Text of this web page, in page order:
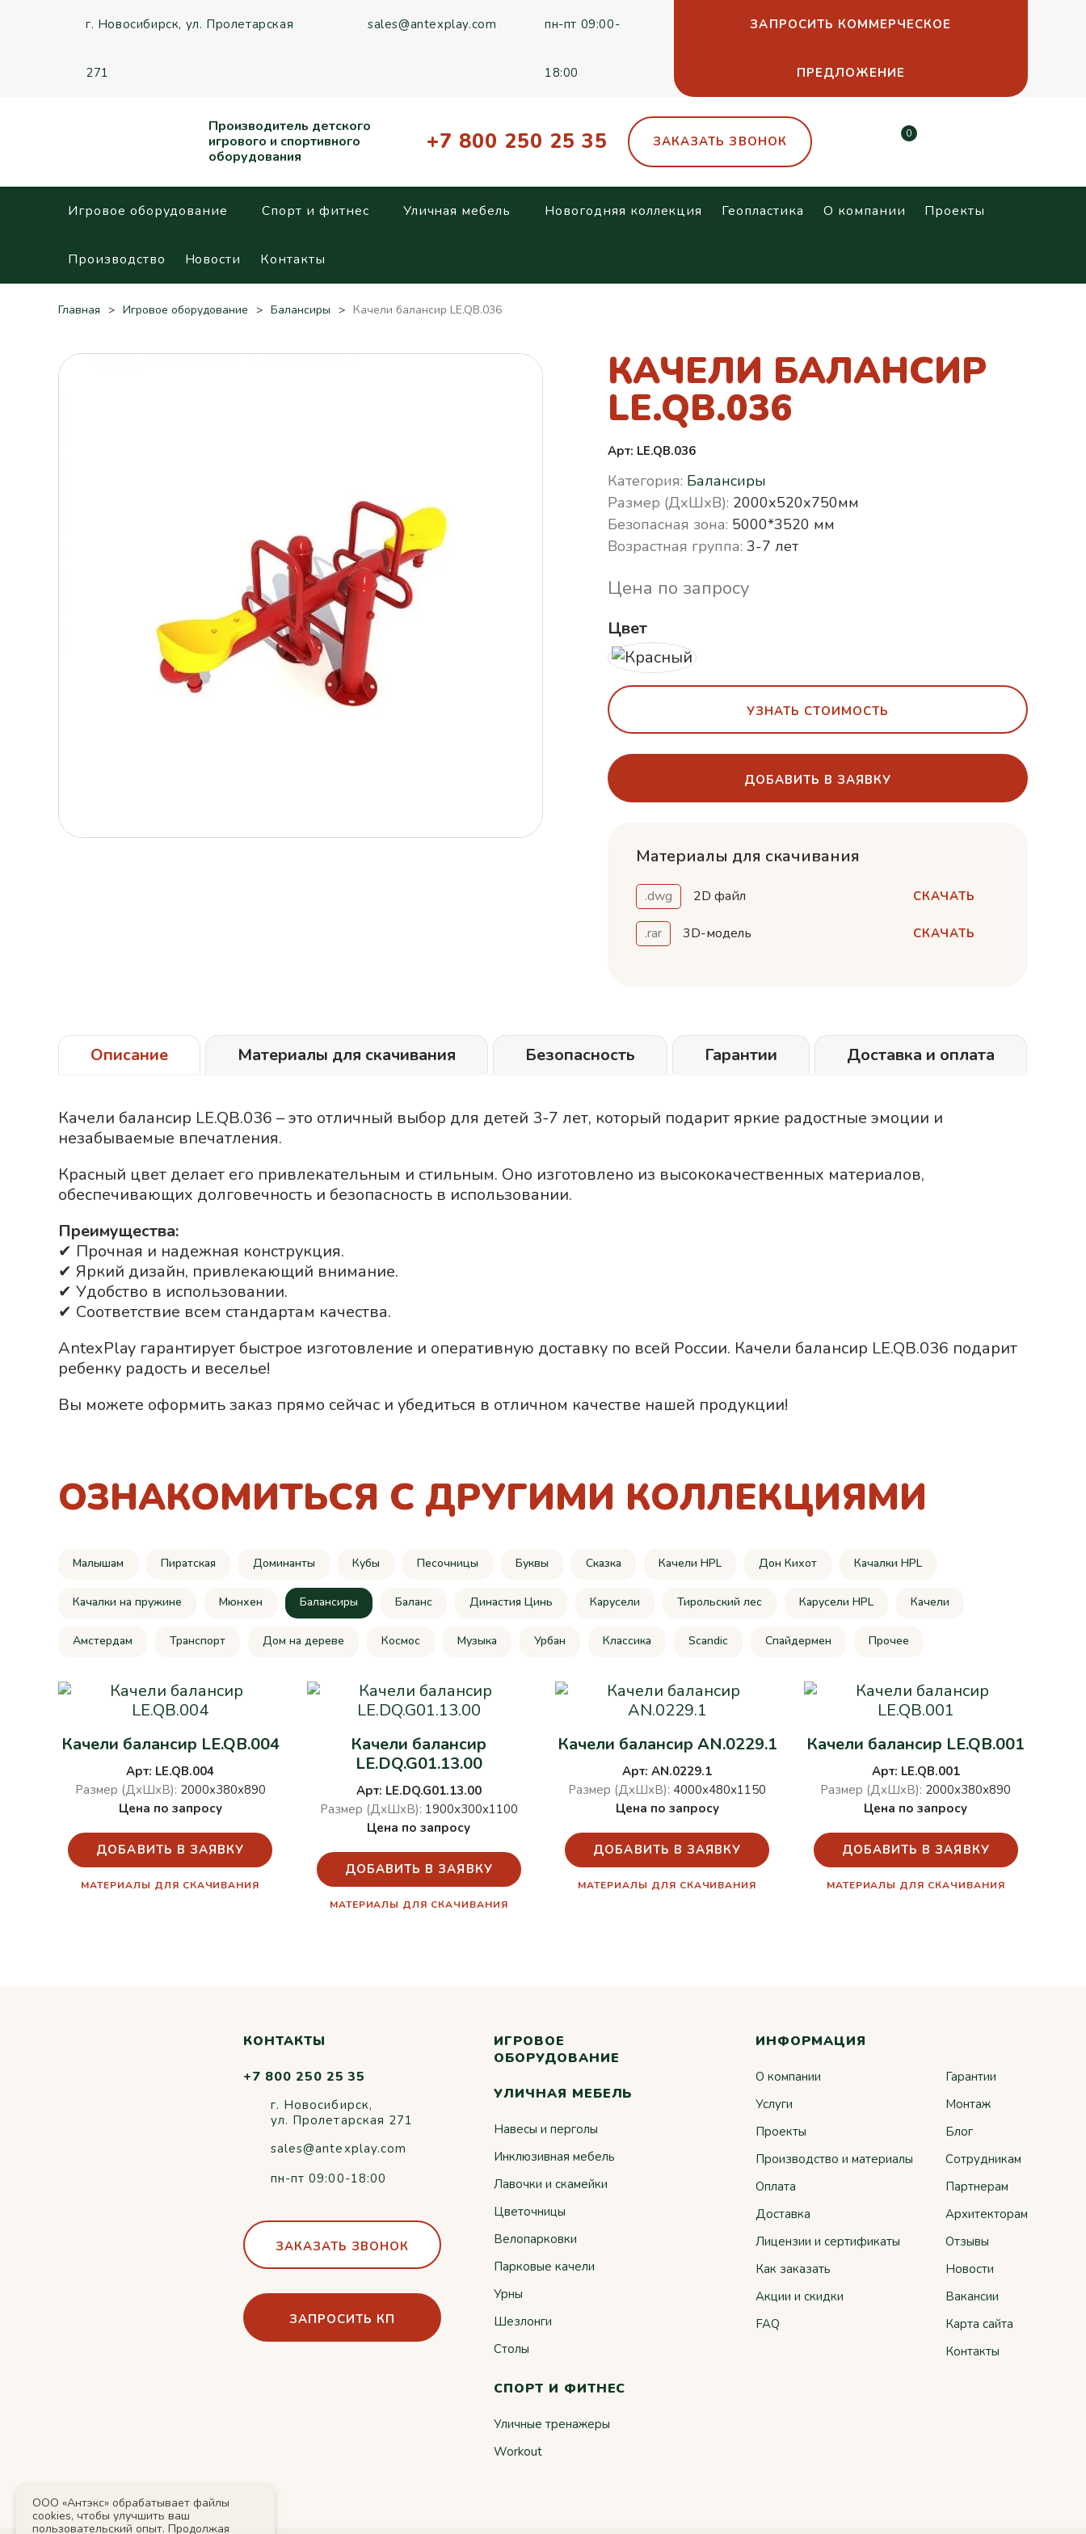
г. Новосибирск, ул. Пролетарская
271
sales@antexplay.com пн-пт 09:00-
18:00
ЗАПРОСИТЬ КОММЕРЧЕСКОЕ
ПРЕДЛОЖЕНИЕ
Производитель детского
игрового и спортивного
оборудования
+7 800 250 25 35 ЗАКАЗАТЬ ЗВОНОК 0
Игровое оборудование Спорт и фитнес Уличная мебель Новогодняя коллекция Геопластика О компании Проекты
Производство Новости Контакты
ООО «Антэкс» обрабатывает файлы
cookies, чтобы улучшить ваш
пользовательский опыт. Продолжая
Главная Игровое оборудование Балансиры Качели балансир LE.QB.036
КАЧЕЛИ БАЛАНСИР
LE.QB.036
Арт: LE.QB.036
Категория: Балансиры
Размер (ДхШхВ): 2000х520х750мм
Безопасная зона: 5000*3520 мм
Возрастная группа: 3-7 лет
Цена по запросу
Цвет
УЗНАТЬ СТОИМОСТЬ
ДОБАВИТЬ В ЗАЯВКУ
Материалы для скачивания
.dwg 2D файл СКАЧАТЬ
.rar 3D-модель СКАЧАТЬ
Описание Материалы для скачивания Безопасность Гарантии Доставка и оплата
Качели балансир LE.QB.036 – это отличный выбор для детей 3-7 лет, который подарит яркие радостные эмоции и
незабываемые впечатления.
Красный цвет делает его привлекательным и стильным. Оно изготовлено из высококачественных материалов,
обеспечивающих долговечность и безопасность в использовании.
Преимущества:
✔ Прочная и надежная конструкция.
✔ Яркий дизайн, привлекающий внимание.
✔ Удобство в использовании.
✔ Соответствие всем стандартам качества.
AntexPlay гарантирует быстрое изготовление и оперативную доставку по всей России. Качели балансир LE.QB.036 подарит
ребенку радость и веселье!
Вы можете оформить заказ прямо сейчас и убедиться в отличном качестве нашей продукции!
ОЗНАКОМИТЬСЯ С ДРУГИМИ КОЛЛЕКЦИЯМИ
Малышам Пиратская Доминанты Кубы Песочницы Буквы Сказка Качели HPL Дон Кихот Качалки HPL
Качалки на пружине Мюнхен Балансиры Баланс Династия Цинь Карусели Тирольский лес Карусели HPL Качели
Амстердам Транспорт Дом на дереве Космос Музыка Урбан Классика Scandic Спайдермен Прочее
Качели балансир LE.QB.004
Арт: LE.QB.004
Размер (ДхШхВ): 2000х380х890
Цена по запросу
ДОБАВИТЬ В ЗАЯВКУ
МАТЕРИАЛЫ ДЛЯ СКАЧИВАНИЯ
Качели балансир
LE.DQ.G01.13.00
Арт: LE.DQ.G01.13.00
Размер (ДхШхВ): 1900х300х1100
Цена по запросу
ДОБАВИТЬ В ЗАЯВКУ
МАТЕРИАЛЫ ДЛЯ СКАЧИВАНИЯ
Качели балансир AN.0229.1
Арт: AN.0229.1
Размер (ДхШхВ): 4000х480х1150
Цена по запросу
ДОБАВИТЬ В ЗАЯВКУ
МАТЕРИАЛЫ ДЛЯ СКАЧИВАНИЯ
Качели балансир LE.QB.001
Арт: LE.QB.001
Размер (ДхШхВ): 2000х380х890
Цена по запросу
ДОБАВИТЬ В ЗАЯВКУ
МАТЕРИАЛЫ ДЛЯ СКАЧИВАНИЯ
КОНТАКТЫ
+7 800 250 25 35
г. Новосибирск,
ул. Пролетарская 271
sales@antexplay.com
пн-пт 09:00-18:00
ЗАКАЗАТЬ ЗВОНОК
ЗАПРОСИТЬ КП
ИГРОВОЕ
ОБОРУДОВАНИЕ
УЛИЧНАЯ МЕБЕЛЬ
Навесы и перголы
Инклюзивная мебель
Лавочки и скамейки
Цветочницы
Велопарковки
Парковые качели
Урны
Шезлонги
Столы
СПОРТ И ФИТНЕС
Уличные тренажеры
Workout
ИНФОРМАЦИЯ
О компании
Услуги
Проекты
Производство и материалы
Оплата
Доставка
Лицензии и сертификаты
Как заказать
Акции и скидки
FAQ
Гарантии
Монтаж
Блог
Сотрудникам
Партнерам
Архитекторам
Отзывы
Новости
Вакансии
Карта сайта
Контакты